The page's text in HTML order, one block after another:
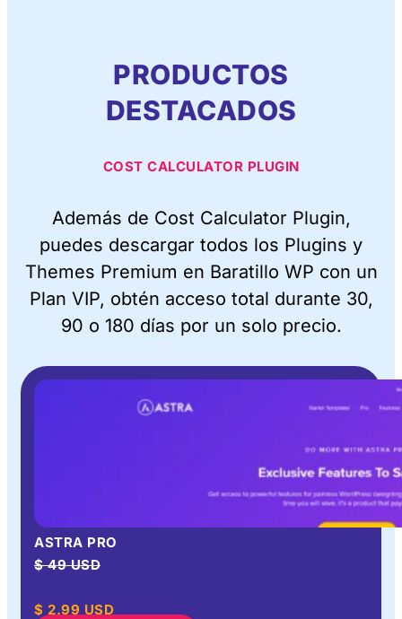
PRODUCTOS
DESTACADOS
COST CALCULATOR PLUGIN
Además de Cost Calculator Plugin,
puedes descargar todos los Plugins y
Themes Premium en Baratillo WP con un
Plan VIP, obtén acceso total durante 30,
90 o 180 días por un solo precio.
ASTRA PRO
$ 49 USD
$ 2.99 USD